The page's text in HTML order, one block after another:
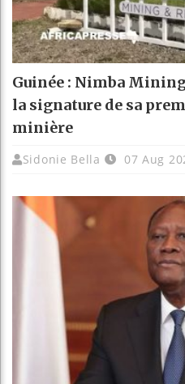
Guinée : Nimba
la signature de sa
minière
Sidonie Bella 07 Aug